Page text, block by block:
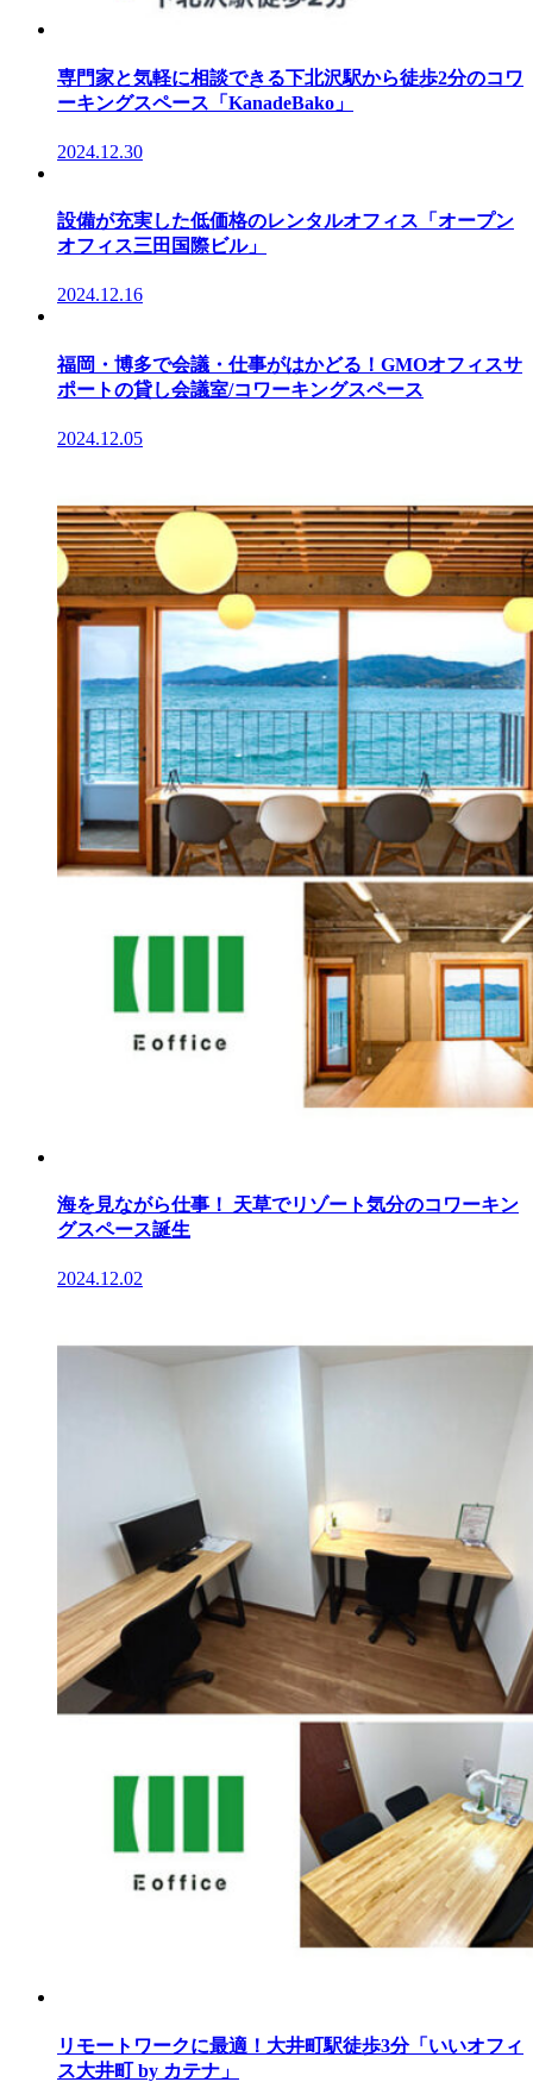
専門家と気軽に相談できる下北沢駅から徒歩2分のコワ
ーキングスペース「KanadeBako」
2024.12.30
設備が充実した低価格のレンタルオフィス「オープン
オフィス三田国際ビル」
2024.12.16
福岡・博多で会議・仕事がはかどる！GMOオフィスサ
ポートの貸し会議室/コワーキングスペース
2024.12.05
海を見ながら仕事！ 天草でリゾート気分のコワーキン
グスペース誕生
2024.12.02
リモートワークに最適！大井町駅徒歩3分「いいオフィ
ス大井町 by カテナ」